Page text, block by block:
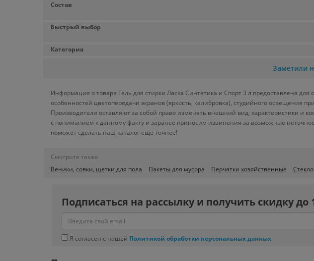
Состав
Быстрый выбор
Категория
Заметили
Информация о товаре Гель для стирки Ласка Синтетика и Спорт 3 л предоставлена
особенностей цветопередачи экранов (яркость, калибровка), студийного освещения
Производители оставляют за собой право изменять внешний вид, характеристики и
с пониманием к данному факту и заранее приносим извинения за возможные
поможет сделать наш каталог еще точнее!
Смотрите также
Веники, совки, щетки для пола
Пакеты для мусора Перчатки хозяйственные
Подписаться на рассылку и получить скидку до
Я согласен с нашей Политикой обработки персональных данных